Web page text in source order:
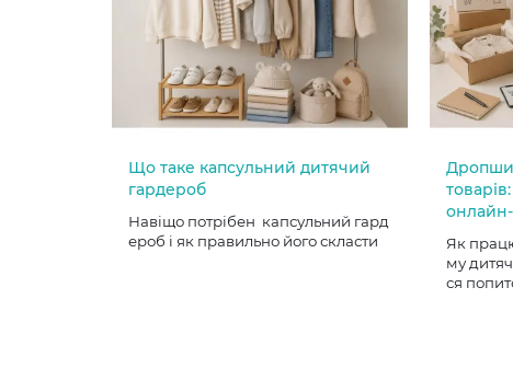
Що таке капсульний дитячий
гардероб
Навіщо потрібен капсульний гард
ероб і як правильно його скласти
онлайн-
Як
му
ся